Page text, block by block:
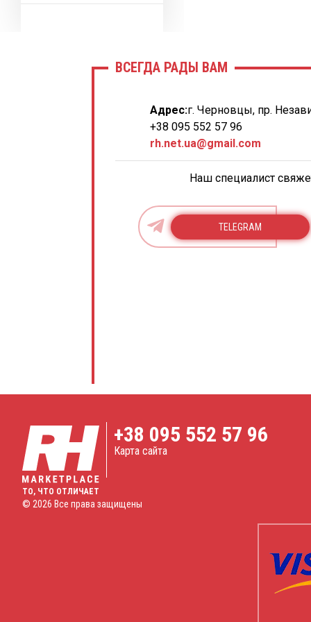
ВСЕГДА РАДЫ ВАМ
Адрес:г. Черновцы, пр.
+38 095 552 57 96
rh.net.ua@gmail.com
Наш специалист
TELEGRAM
ТО, ЧТО ОТЛИЧАЕТ
+38 095 552 57 96
Карта сайта
© 2026 Все права защищены